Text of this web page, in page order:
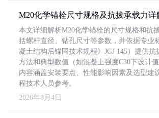
M20化学锚栓尺寸规格及抗拔承载力详
本文详细解析M20化学锚栓的尺寸规格和抗
括螺杆直径、钻孔尺寸等参数，并依据专业
凝土结构后锚固技术规程》JGJ 145）提供抗
方法和典型数值（如混凝土强度C30下设计值
内容涵盖安装要点、性能影响因素及选型建
程技术人员参考。
2026年8月4日